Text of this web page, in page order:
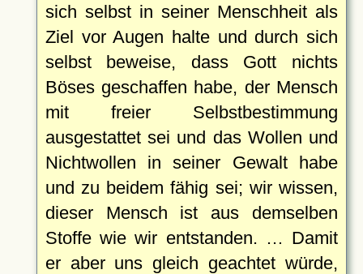
sich selbst in seiner Menschheit als
Ziel vor Augen halte und durch sich
selbst beweise, dass Gott nichts
Böses geschaffen habe, der Mensch
mit freier Selbstbestimmung
ausgestattet sei und das Wollen und
Nichtwollen in seiner Gewalt habe
und zu beidem fähig sei; wir wissen,
dieser Mensch ist aus demselben
Stoffe wie wir entstanden. … Damit
er aber uns gleich geachtet würde,